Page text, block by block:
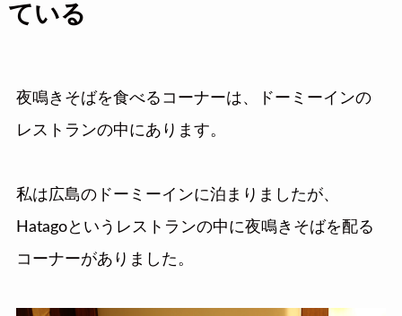
ている
夜鳴きそばを食べるコーナーは、ドーミーインの
レストランの中にあります。
私は広島のドーミーインに泊まりましたが、
Hatagoというレストランの中に夜鳴きそばを配る
コーナーがありました。